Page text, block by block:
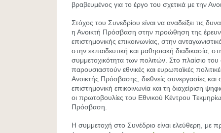
βραβευμένος για το έργο του σχετικά με την
Στόχος του Συνεδρίου είναι να αναδείξει τις
η Ανοικτή Πρόσβαση στην προώθηση της
επιστημονικής επικοινωνίας, στην
στην εκπαιδευτική και μαθησιακή διαδικασία,
συμμετοχικότητα των πολιτών. Στο πλαίσιο
παρουσιαστούν εθνικές και ευρωπαϊκές
Ανοικτής Πρόσβασης, διεθνείς συνεργασίες και
επιστημονική επικοινωνία και τη διαχείριση
οι πρωτοβουλίες του Εθνικού Κέντρου
Πρόσβαση.
Η συμμετοχή στο Συνέδριο είναι ελεύθερη, με